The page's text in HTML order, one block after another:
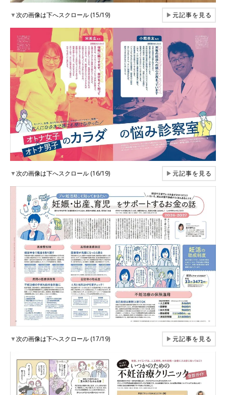
▼次の画像は下へスクロール (15/19) ▶元記事を見る
▼次の画像は下へスクロール (16/19) ▶元記事を見る
▼次の画像は下へスクロール (17/19) ▶元記事を見る